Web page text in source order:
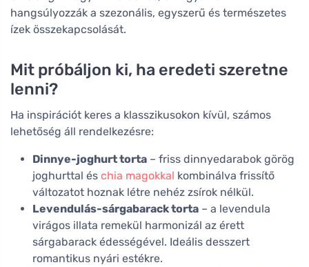
hangsúlyozzák a szezonális, egyszerű és természetes
ízek összekapcsolását.
Mit próbáljon ki, ha eredeti szeretne
lenni?
Ha inspirációt keres a klasszikusokon kívül, számos
lehetőség áll rendelkezésre:
Dinnye-joghurt torta – friss dinnyedarabok görög
joghurttal és chia magokkal kombinálva frissítő
változatot hoznak létre nehéz zsírok nélkül.
Levendulás-sárgabarack torta – a levendula
virágos illata remekül harmonizál az érett
sárgabarack édességével. Ideális desszert
romantikus nyári estékre.